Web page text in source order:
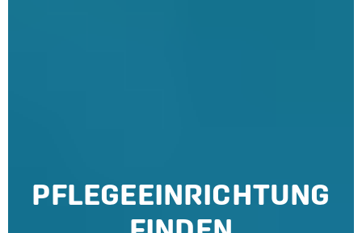
PFLEGE­EINRICHTUNG